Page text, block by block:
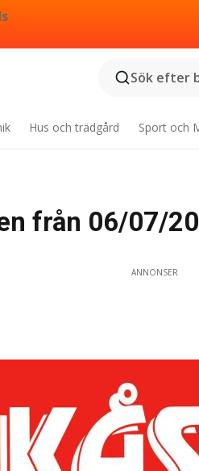
Sök efter
Hus och trädgård Sport och
från 06/07/
ANNONSER